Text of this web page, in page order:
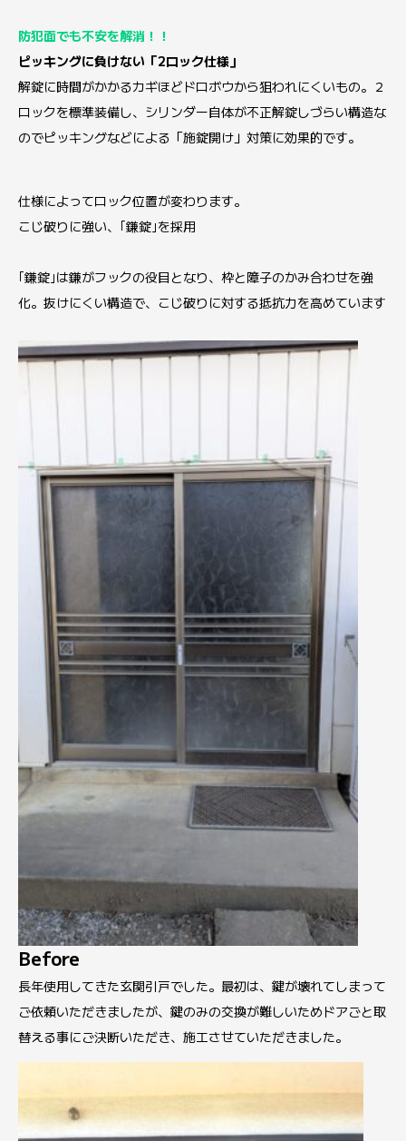
防犯面でも不安を解消！！
ピッキングに負けない「2ロック仕様」
解錠に時間がかかるカギほどドロボウから狙われにくいもの。２
ロックを標準装備し、シリンダー自体が不正解錠しづらい構造な
のでピッキングなどによる「施錠開け」対策に効果的です。
仕様によってロック位置が変わります。
こじ破りに強い、｢鎌錠｣を採用
｢鎌錠｣は鎌がフックの役目となり、枠と障子のかみ合わせを強
化。抜けにくい構造で、こじ破りに対する抵抗力を高めています
Before
長年使用してきた玄関引戸でした。最初は、鍵が壊れてしまって
ご依頼いただきましたが、鍵のみの交換が難しいためドアごと取
替える事にご決断いただき、施工させていただきました。